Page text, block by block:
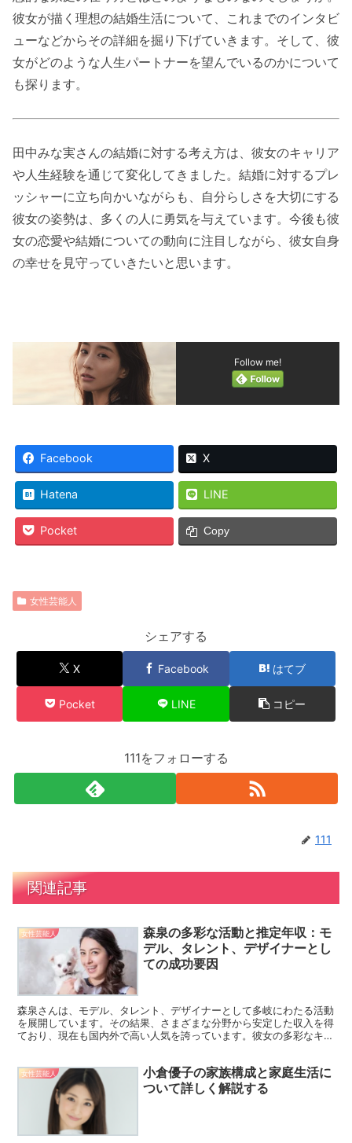
彼女が描く理想の結婚生活について、これまでのインタビ
ューなどからその詳細を掘り下げていきます。そして、彼
女がどのような人生パートナーを望んでいるのかについて
も探ります。
田中みな実さんの結婚に対する考え方は、彼女のキャリア
や人生経験を通じて変化してきました。結婚に対するプレ
ッシャーに立ち向かいながらも、自分らしさを大切にする
彼女の姿勢は、多くの人に勇気を与えています。今後も彼
女の恋愛や結婚についての動向に注目しながら、彼女自身
の幸せを見守っていきたいと思います。
Follow me!
Facebook X
Hatena LINE
Pocket Copy
女性芸能人
シェアする
X Facebook はてブ
Pocket LINE コピー
111をフォローする
111
関連記事
女性芸能人
森泉の多彩な活動と推定年収：モ
デル、タレント、デザイナーとし
ての成功要因
森泉さんは、モデル、タレント、デザイナーとして多岐にわたる活動
を展開しています。その結果、さまざまな分野から安定した収入を得
ており、現在も国内外で高い人気を誇っています。彼女の多彩なキャ
女性芸能人
小倉優子の家族構成と家庭生活に
ついて詳しく解説する